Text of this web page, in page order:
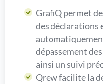
GrafiQ permet
des déclarations
dépassement
ainsi un suivi
Qrew facilite la